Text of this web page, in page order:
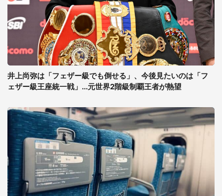
井上尚弥は「フェザー級でも倒せる」、今後見たいのは「フ
ェザー級王座統一戦」...元世界2階級制覇王者が熱望